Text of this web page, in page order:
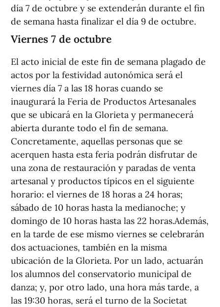
día 7 de octubre y se extenderán durante el fin
de semana hasta finalizar el día 9 de octubre.
Viernes 7 de octubre
El acto inicial de este fin de semana plagado de
actos por la festividad autonómica será el
viernes día 7 a las 18 horas cuando se
inaugurará la Feria de Productos Artesanales
que se ubicará en la Glorieta y permanecerá
abierta durante todo el fin de semana.
Concretamente, aquellas personas que se
acerquen hasta esta feria podrán disfrutar de
una zona de restauración y paradas de venta
artesanal y productos típicos en el siguiente
horario: el viernes de 18 horas a 24 horas;
sábado de 10 horas hasta la medianoche; y
domingo de 10 horas hasta las 22 horas.Además,
en la tarde de ese mismo viernes se celebrarán
dos actuaciones, también en la misma
ubicación de la Glorieta. Por un lado, actuarán
los alumnos del conservatorio municipal de
danza; y, por otro lado, una hora más tarde, a
las 19:30 horas, será el turno de la Societat